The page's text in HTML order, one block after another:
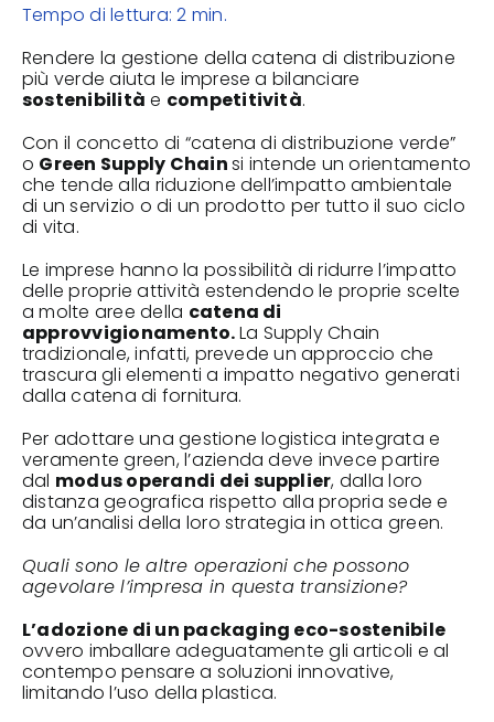
Tempo di lettura: 2 min.
Rendere la gestione della catena di distribuzione
più verde aiuta le imprese a bilanciare
sostenibilità e competitività.
Con il concetto di “catena di distribuzione verde”
o Green Supply Chainsi intende un orientamento
che tende alla riduzione dell’impatto ambientale
di un servizio o di un prodotto per tutto il suo ciclo
di vita.
Le imprese hanno la possibilità di ridurre l’impatto
delle proprie attività estendendo le proprie scelte
a molte aree della catena di
approvvigionamento.La Supply Chain
tradizionale, infatti, prevede un approccio che
trascura gli elementi a impatto negativo generati
dalla catena di fornitura.
Per adottare una gestione logistica integrata e
veramente green, l’azienda deve invece partire
dal modus operandi dei supplier, dalla loro
distanza geografica rispetto alla propria sede e
da un’analisi della loro strategia in ottica green.
Quali sono le altre operazioni che possono
agevolare l’impresa in questa transizione?
L’adozione di un packaging eco-sostenibile
ovvero imballare adeguatamente gli articoli e al
contempo pensare a soluzioni innovative,
limitando l’uso della plastica.